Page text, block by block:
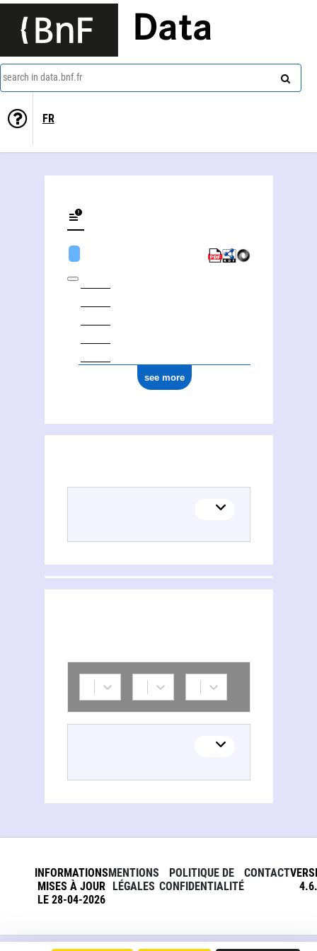
Data
search in data.bnf.fr
FR
see more
INFORMATIONS
MISES À JOUR
LE 28-04-2026
MENTIONS
LÉGALES
POLITIQUE DE
CONFIDENTIALITÉ
CONTACT